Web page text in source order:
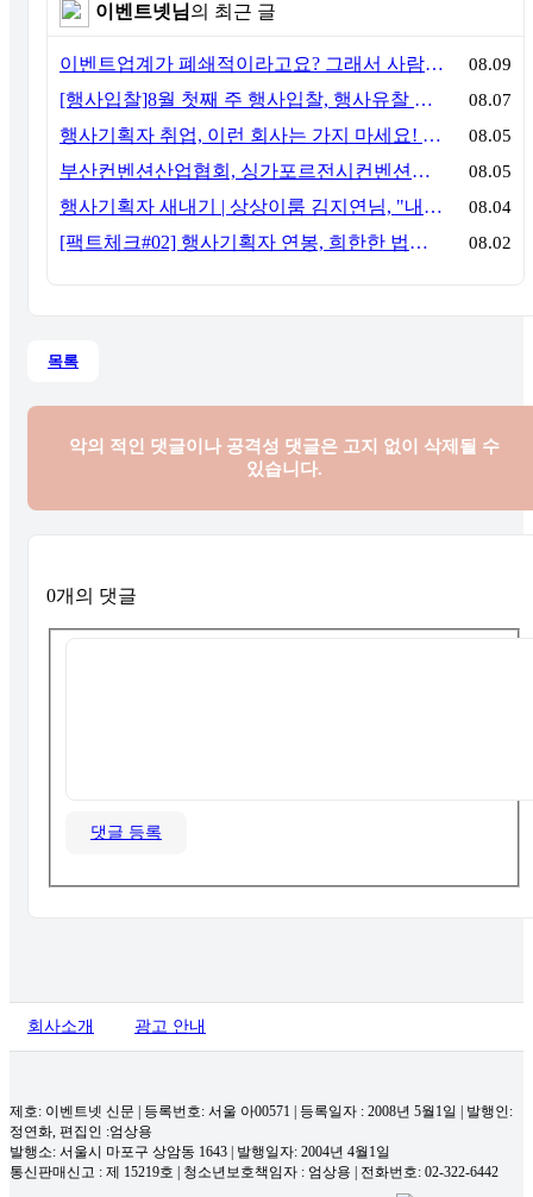
이벤트넷님의 최근 글
이벤트업계가 폐쇄적이라고요? 그래서 사람이 안 옵니다 08.09
[행사입찰]8월 첫째 주 행사입찰, 행사유찰 결과 08.07
행사기획자 취업, 이런 회사는 가지 마세요! 신입이 꼭 알아야 할 5가지 기준[이벤트산업 팩트체크#3] 08.05
부산컨벤션산업협회, 싱가포르전시컨벤션협회(SACEOS)와 업무협약 체결… 아시아 마이스 협력 확대 08.05
행사기획자 새내기 | 상상이룸 김지연님, "내 맘대로, 내 뜻대로 행사를 만든다 08.04
[팩트체크#02] 행사기획자 연봉, 희한한 법칙~ '첨에는 비실, 3년만 지나면 튼실' 08.02
목록
악의 적인 댓글이나 공격성 댓글은 고지 없이 삭제될 수
있습니다.
0개의 댓글
댓글 등록
회사소개 광고 안내
제호: 이벤트넷 신문 | 등록번호: 서울 아00571 | 등록일자 : 2008년 5월1일 | 발행인:
정연화, 편집인 :엄상용
발행소: 서울시 마포구 상암동 1643 | 발행일자: 2004년 4월1일
통신판매신고 : 제 15219호 | 청소년보호책임자 : 엄상용 | 전화번호: 02-322-6442